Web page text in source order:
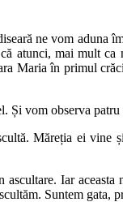
ne vom
atunci, mai mult
Maria în primul
Și vom observa
Măreția ei
Iar
Suntem gata,